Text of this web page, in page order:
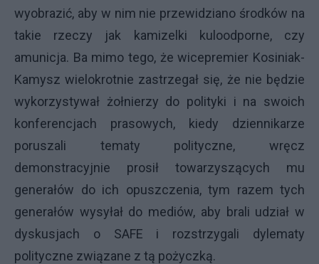
wyobrazić, aby w nim nie przewidziano środków na
takie rzeczy jak kamizelki kuloodporne, czy
amunicja. Ba mimo tego, że wicepremier Kosiniak-
Kamysz wielokrotnie zastrzegał się, że nie będzie
wykorzystywał żołnierzy do polityki i na swoich
konferencjach prasowych, kiedy dziennikarze
poruszali tematy polityczne, wręcz
demonstracyjnie prosił towarzyszących mu
generałów do ich opuszczenia, tym razem tych
generałów wysyłał do mediów, aby brali udział w
dyskusjach o SAFE i rozstrzygali dylematy
polityczne związane z tą pożyczką.